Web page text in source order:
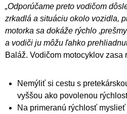
„Odporúčame preto vodičom
zrkadlá a situáciu okolo vozidla,
motorka sa dokáže rýchlo
a vodiči ju môžu ľahko
Baláž. Vodičom motocyklov zasa
Nemýliť si cestu s
vyššou ako povolenou
Na primeranú rýchlosť